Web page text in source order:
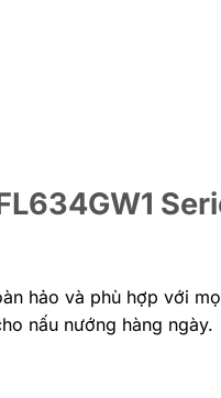
hảo và phù hợp với
nấu nướng hàng ngày.